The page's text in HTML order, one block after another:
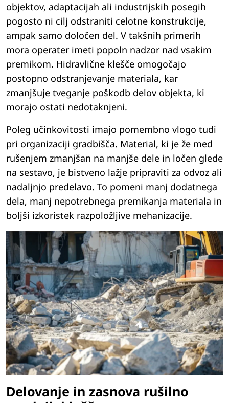
objektov, adaptacijah ali industrijskih posegih
pogosto ni cilj odstraniti celotne konstrukcije,
ampak samo določen del. V takšnih primerih
mora operater imeti popoln nadzor nad vsakim
premikom. Hidravlične klešče omogočajo
postopno odstranjevanje materiala, kar
zmanjšuje tveganje poškodb delov objekta, ki
morajo ostati nedotaknjeni.
Poleg učinkovitosti imajo pomembno vlogo tudi
pri organizaciji gradbišča. Material, ki je že med
rušenjem zmanjšan na manjše dele in ločen glede
na sestavo, je bistveno lažje pripraviti za odvoz ali
nadaljnjo predelavo. To pomeni manj dodatnega
dela, manj nepotrebnega premikanja materiala in
boljši izkoristek razpoložljive mehanizacije.
Delovanje in zasnova rušilno